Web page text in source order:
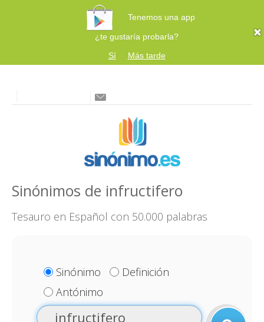
Tenemos una app
¿te gustaría probarla?
Sí
Más tarde
Sinónimos de infructifero
Tesauro en Español con 50.000 palabras
Sinónimo
Definición
Antónimo